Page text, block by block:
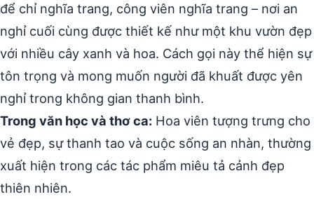
để chỉ nghĩa trang, công viên nghĩa trang – nơi an
nghỉ cuối cùng được thiết kế như một khu vườn đẹp
với nhiều cây xanh và hoa. Cách gọi này thể hiện sự
tôn trọng và mong muốn người đã khuất được yên
nghỉ trong không gian thanh bình.
Trong văn học và thơ ca: Hoa viên tượng trưng cho
vẻ đẹp, sự thanh tao và cuộc sống an nhàn, thường
xuất hiện trong các tác phẩm miêu tả cảnh đẹp
thiên nhiên.